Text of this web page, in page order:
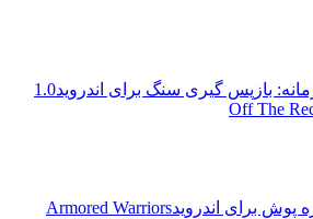
1.0
Off
اندروید Armored Warriors